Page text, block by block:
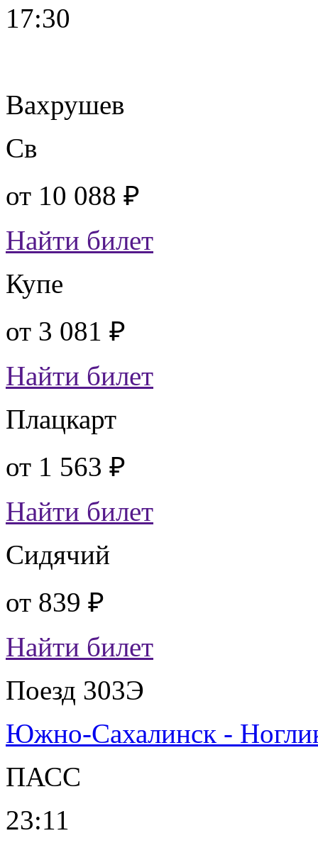
17:30
Вахрушев
Св
от 10 088 ₽
Найти билет
Купе
от 3 081 ₽
Найти билет
Плацкарт
от 1 563 ₽
Найти билет
Сидячий
от 839 ₽
Найти билет
Поезд 303Э
Южно-Сахалинск -
ПАСС
23:11